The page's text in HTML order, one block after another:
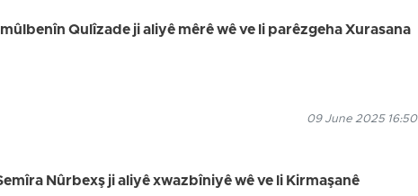
Qulîzade ji aliyê mêrê wê ve li parêzgeha Xurasana
09 June 2025 16:50
Nûrbexş ji aliyê xwazbîniyê wê ve li Kirmaşanê